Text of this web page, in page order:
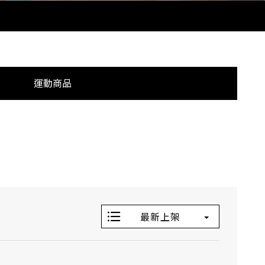
運動商品
最新上架